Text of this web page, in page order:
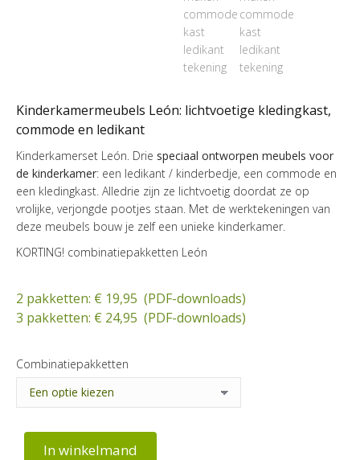
Kinderkamermeubels León: lichtvoetige kledingkast,
commode en ledikant
Kinderkamerset León. Drie speciaal ontworpen meubels voor
de kinderkamer: een ledikant / kinderbedje, een commode en
een kledingkast. Alledrie zijn ze lichtvoetig doordat ze op
vrolijke, verjongde pootjes staan. Met de werktekeningen van
deze meubels bouw je zelf een unieke kinderkamer.
KORTING! combinatiepakketten León
2 pakketten: € 19,95 (PDF-downloads)
3 pakketten: € 24,95 (PDF-downloads)
Combinatiepakketten
In winkelmand